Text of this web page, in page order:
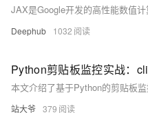
Deephub 1032
站大爷 379